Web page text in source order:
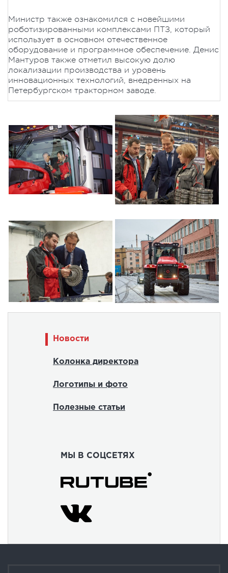
Министр также ознакомился с новейшими
роботизированными комплексами ПТЗ, который
использует в основном отечественное
оборудование и программное обеспечение. Денис
Мантуров также отметил высокую долю
локализации производства и уровень
инновационных технологий, внедренных на
Петербургском тракторном заводе.
Новости
Колонка директора
Логотипы и фото
Полезные статьи
МЫ В СОЦСЕТЯХ